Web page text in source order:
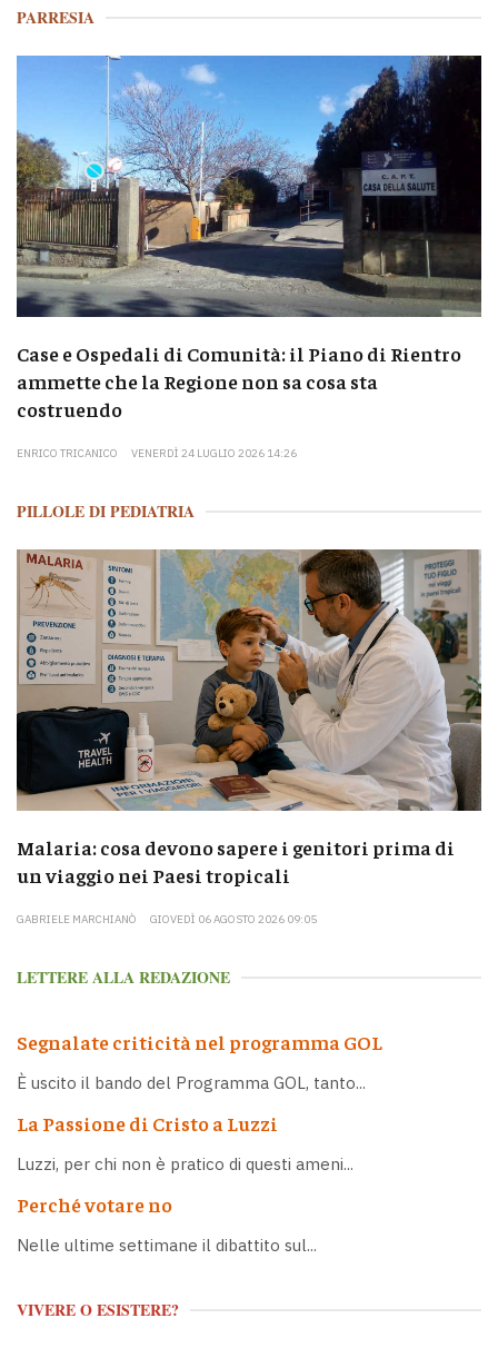
PARRESIA
Case e Ospedali di Comunità: il Piano di Rientro
ammette che la Regione non sa cosa sta
costruendo
ENRICO TRICANICO VENERDÌ 24 LUGLIO 2026 14:26
PILLOLE DI PEDIATRIA
Malaria: cosa devono sapere i genitori prima di
un viaggio nei Paesi tropicali
GABRIELE MARCHIANÒ GIOVEDÌ 06 AGOSTO 2026 09:05
LETTERE ALLA REDAZIONE
Segnalate criticità nel programma GOL
È uscito il bando del Programma GOL, tanto...
La Passione di Cristo a Luzzi
Luzzi, per chi non è pratico di questi ameni...
Perché votare no
Nelle ultime settimane il dibattito sul...
VIVERE O ESISTERE?